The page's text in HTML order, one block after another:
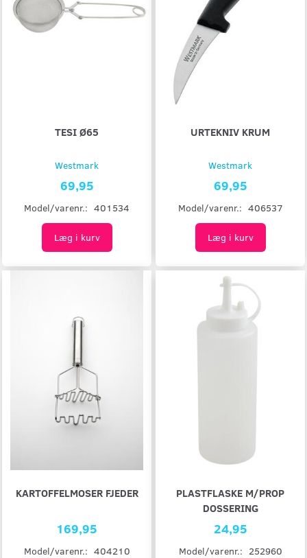
TESI Ø65
Westmark
69,95
Model/varenr.: 401534
Læg i kurv
URTEKNIV KRUM
Westmark
69,95
Model/varenr.: 406537
Læg i kurv
KARTOFFELMOSER FJEDER
169,95
Model/varenr.: 404210
PLASTFLASKE M/PROP
DOSSERING
24,95
Model/varenr.: 252960